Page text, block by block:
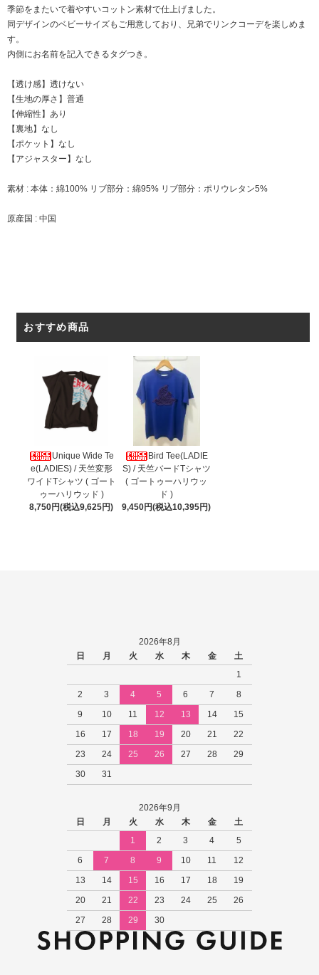
季節をまたいで着やすいコットン素材で仕上げました。
同デザインのベビーサイズもご用意しており、兄弟でリンクコーデを楽しめま
す。
内側にお名前を記入できるタグつき。
【透け感】透けない
【生地の厚さ】普通
【伸縮性】あり
【裏地】なし
【ポケット】なし
【アジャスター】なし
素材 : 本体：綿100% リブ部分：綿95% リブ部分：ポリウレタン5%
原産国 : 中国
おすすめ商品
Unique Wide Te
e(LADIES) / 天竺変形
ワイドTシャツ ( ゴート
ゥーハリウッド )
8,750円(税込9,625円)
Bird Tee(LADIE
S) / 天竺バードTシャツ
( ゴートゥーハリウッ
ド )
9,450円(税込10,395円)
2026年8月
日
月 火 水 木 金
土
1
2
3 4 5 6 7
8
9
10 11 12 13 14
15
16
17 18 19 20 21
22
23
24 25 26 27 28
29
30
31
2026年9月
日
月 火 水 木 金
土
1
2 3 4
5
6
7 8 9 10 11
12
13
14 15 16 17 18
19
20
21 22 23 24 25
26
27
28 29 30